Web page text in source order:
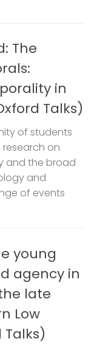
The
in
Talks)
of students
on
and the broad
and
of events
young
agency in
late
Low